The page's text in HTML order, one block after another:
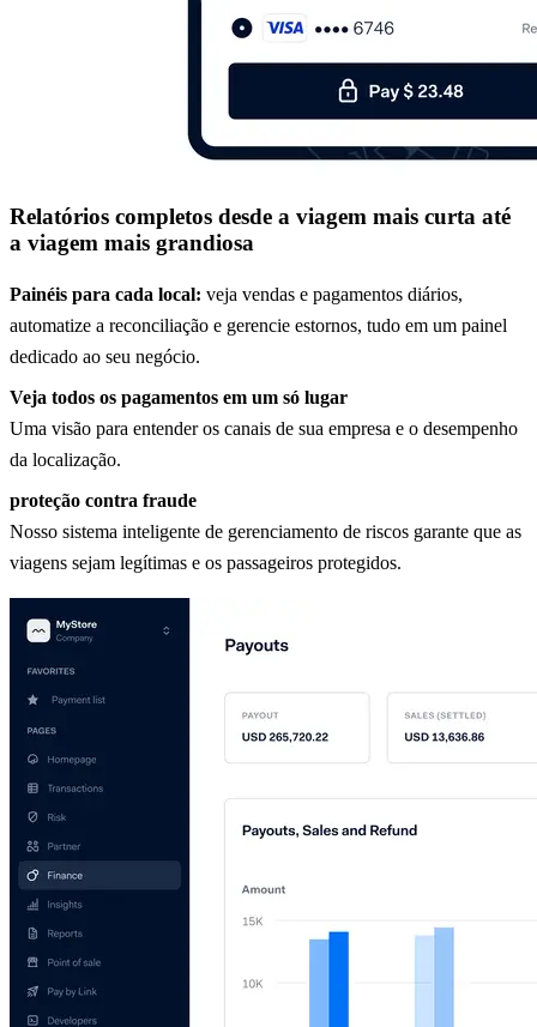
Relatórios completos desde a viagem mais curta até
a viagem mais grandiosa
Painéis para cada local: veja vendas e pagamentos diários,
automatize a reconciliação e gerencie estornos, tudo em um painel
dedicado ao seu negócio.
Veja todos os pagamentos em um só lugar
Uma visão para entender os canais de sua empresa e o desempenho
da localização.
proteção contra fraude
Nosso sistema inteligente de gerenciamento de riscos garante que as
viagens sejam legítimas e os passageiros protegidos.